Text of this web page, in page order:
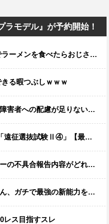
ラモデル』が予約開始！
食べたらおじさんに怒られるｗｗｗ
る暇つぶしｗｗｗ
批判は害悪。障害者に関わると損をするのは事実。」
試験Ⅱ④」【最新話コメント用】
告内容がどれも独特すぎる模様…
能力を登場させてしまうｗｗｗｗｗｗｗ
レス目指すスレ